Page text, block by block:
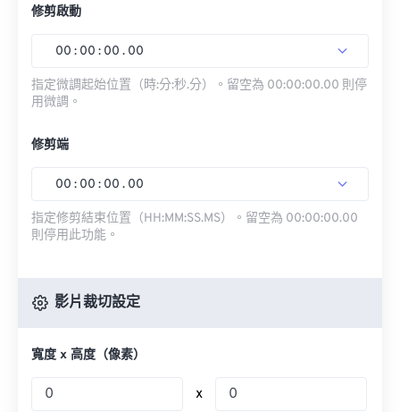
修剪啟動
00 : 00 : 00 . 00
指定微調起始位置（時:分:秒.分）。留空為 00:00:00.00 則停
用微調。
修剪端
00 : 00 : 00 . 00
指定修剪結束位置（HH:MM:SS.MS）。留空為 00:00:00.00
則停用此功能。
影片裁切設定
寬度 x 高度（像素）
x